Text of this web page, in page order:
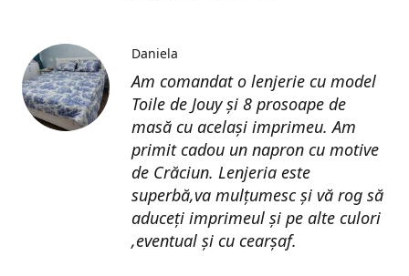
Am comandat o lenjerie cu model
Toile de Jouy și 8 prosoape de
masă cu același imprimeu. Am
primit cadou un napron cu motive
de Crăciun. Lenjeria este
superbă,va mulțumesc și vă rog să
aduceți imprimeul și pe alte culori
,eventual și cu cearșaf.
Daniela